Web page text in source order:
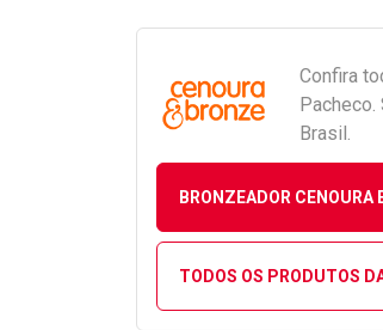
Confira
Pacheco.
Brasil.
BRONZEADOR CENOURA
TODOS OS PRODUTOS